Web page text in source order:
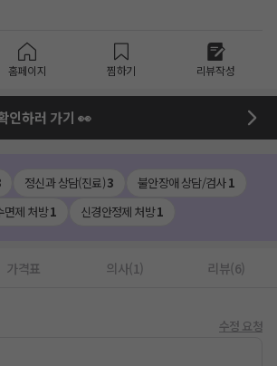
홈페이지 찜하기 리뷰작성
인하러 가기 👀
정신과 상담(진료)3 불안장애 상담/검사1
면제 처방1 신경안정제 처방1
가격표 의사(1) 리뷰(6)
수정 요청